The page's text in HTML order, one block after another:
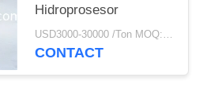
Hidroprosesor
USD3000-30000 /Ton MOQ:1 KG
CONTACT